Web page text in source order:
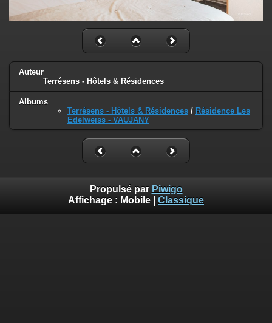
Auteur
Terrésens - Hôtels & Résidences
Albums
Terrésens - Hôtels & Résidences / Résidence Les
Edelweiss - VAUJANY
Propulsé par Piwigo
Affichage : Mobile Classique